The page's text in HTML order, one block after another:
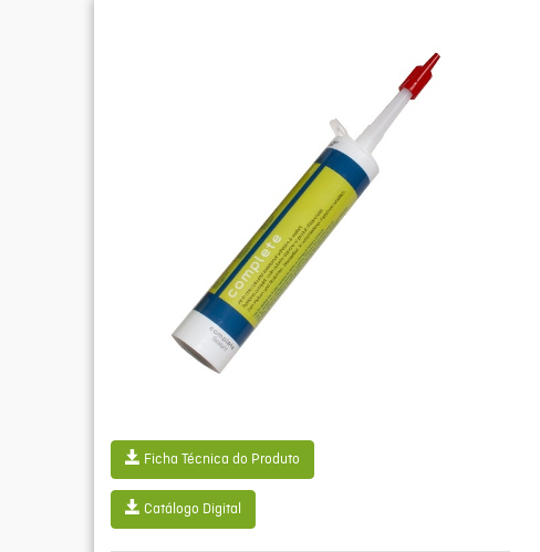
Ficha Técnica do Produto
Catálogo Digital